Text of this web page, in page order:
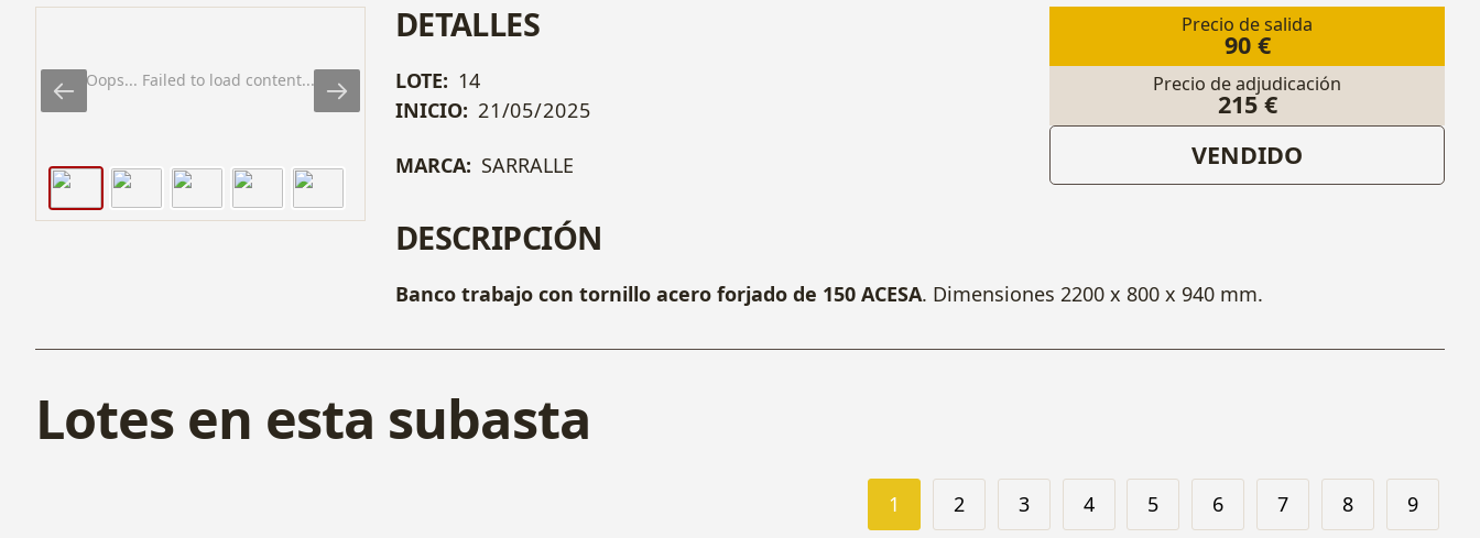
Oops... Failed to load content...
Precio de salida
90 €
Precio de adjudicación
215 €
VENDIDO
DETALLES
LOTE: 14
INICIO: 21/05/2025
MARCA: SARRALLE
DESCRIPCIÓN
Banco trabajo con tornillo acero forjado de 150 ACESA. Dimensiones 2200 x 800 x 940 mm.
Lotes en esta subasta
1 2 3 4 5 6 7 8 9